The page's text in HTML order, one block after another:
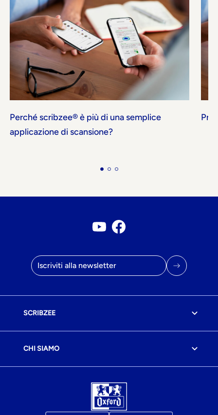
Perché scribzee® è più di una semplice
applicazione di scansione?
Indirizzo e-mail
SCRIBZEE
CHI SIAMO